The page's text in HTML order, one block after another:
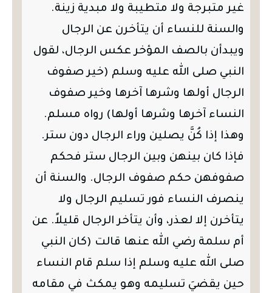
غير متبرجة ولا متطيبة ولا مبدية زينة.
والسنة للنساء أن يتأخرن عن الرجال
ويبدأن بالصف المؤخر عكس الرجال، لقول
النبي صلى الله عليه وسلم (خير صفوف
الرجال أولها وشرها آخرها وخير صفوف
النساء آخرها وشرها أولها) رواه مسلم.
وهذا إذا كُنَّ يصلين وراء الرجال دون ستر.
فإذا كان بينهن وبين الرجال ستر فحكم
صفوفهن حكم صفوف الرجال. والسنة أن
ينصرف النساء فور تسليم الرجال ولا
يتأخرن إلا لعذر، وأن يتأخر الرجال قليلاً. عن
أم سلمة رضي الله عنها قالت (كان النبي
صلى الله عليه وسلم إذا سلم قام النساء
حين يقضيَ تسليمه وهو يمكث في مقامه